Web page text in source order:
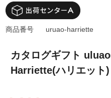
カタログギフト
Harriette(ハリエット
商品番号 uruao-harriette